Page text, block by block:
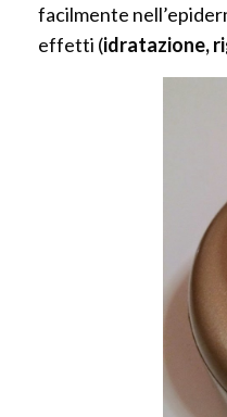
facilmente
effetti (idratazione,